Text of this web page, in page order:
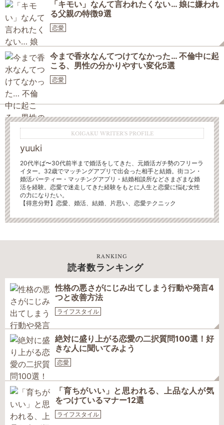
「キモい」なんて言われたくない… 娘に嫌われ
る父親の特徴9選
恋愛
今まで香水なんてつけてなかった… 不倫中に起
こる、男性の分かりやすい変化5選
恋愛
KOIGAKU WRITER'S PROFILE
yuuki
20代半ば〜30代前半まで婚活をしてきた、元婚活ガチ勢のフリーラ
イター。32歳でマッチングアプリで出会った相手と結婚。街コン・
婚活パーティー・マッチングアプリ・結婚相談所などさまざまな婚
活を経験。恋愛で迷走してきた経験をもとに人生と恋愛に悩む女性
の力になりたい。
【得意分野】 恋愛、婚活、結婚、片思い、恋愛テクニック
RANKING
読者数ランキング
性格の悪さがにじみ出てしまう行動や発言4
つと改善方法
ライフスタイル
絶対に盛り上がる恋愛の二択質問100選！好
きな人に聞いてみよう
恋愛
「育ちがいい」と思われる、上品な人が気
をつけているマナー12選
ライフスタイル